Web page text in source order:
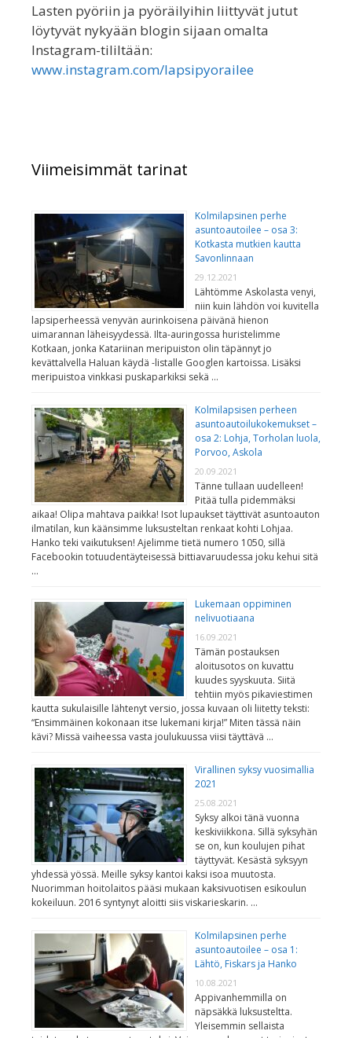
Lasten pyöriin ja pyöräilyihin liittyvät jutut
löytyvät nykyään blogin sijaan omalta
Instagram-tililtään:
www.instagram.com/lapsipyorailee
Viimeisimmät tarinat
Kolmilapsinen perhe
asuntoautoilee – osa 3:
Kotkasta mutkien kautta
Savonlinnaan
29.12.2021
Lähtömme Askolasta venyi,
niin kuin lähdön voi kuvitella
lapsiperheessä venyvän aurinkoisena päivänä hienon
uimarannan läheisyydessä. Ilta-auringossa huristelimme
Kotkaan, jonka Katariinan meripuiston olin täpännyt jo
kevättalvella Haluan käydä -listalle Googlen kartoissa. Lisäksi
meripuistoa vinkkasi puskaparkiksi sekä …
Kolmilapsisen perheen
asuntoautoilukokemukset –
osa 2: Lohja, Torholan luola,
Porvoo, Askola
20.09.2021
Tänne tullaan uudelleen!
Pitää tulla pidemmäksi
aikaa! Olipa mahtava paikka! Isot lupaukset täyttivät asuntoauton
ilmatilan, kun käänsimme luksusteltan renkaat kohti Lohjaa.
Hanko teki vaikutuksen! Ajelimme tietä numero 1050, sillä
Facebookin totuudentäyteisessä bittiavaruudessa joku kehui sitä
…
Lukemaan oppiminen
nelivuotiaana
16.09.2021
Tämän postauksen
aloitusotos on kuvattu
kuudes syyskuuta. Siitä
tehtiin myös pikaviestimen
kautta sukulaisille lähtenyt versio, jossa kuvaan oli liitetty teksti:
“Ensimmäinen kokonaan itse lukemani kirja!” Miten tässä näin
kävi? Missä vaiheessa vasta joulukuussa viisi täyttävä …
Virallinen syksy vuosimallia
2021
25.08.2021
Syksy alkoi tänä vuonna
keskiviikkona. Sillä syksyhän
se on, kun koulujen pihat
täyttyvät. Kesästä syksyyn
yhdessä yössä. Meille syksy kantoi kaksi isoa muutosta.
Nuorimman hoitolaitos pääsi mukaan kaksivuotisen esikoulun
kokeiluun. 2016 syntynyt aloitti siis viskarieskarin. …
Kolmilapsinen perhe
asuntoautoilee – osa 1:
Lähtö, Fiskars ja Hanko
10.08.2021
Appivanhemmilla on
näpsäkkä luksusteltta.
Yleisemmin sellaista